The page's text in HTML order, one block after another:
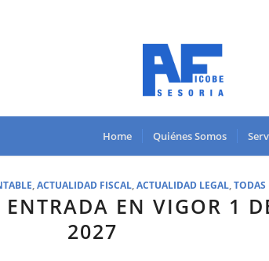
Home Quiénes Somos
,ACTUALIDAD FISCAL ,ACTUALIDAD LEGAL ,TODAS
EN VIGOR 1
2027